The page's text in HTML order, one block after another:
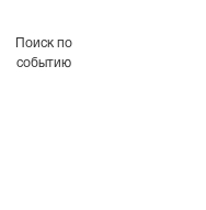
Поиск по
событию